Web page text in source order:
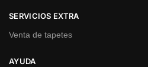
SERVICIOS EXTRA
Venta de tapetes
AYUDA